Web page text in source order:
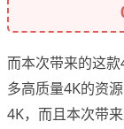
而本次带来的这
多高质量4K的资
4K，而且本次带